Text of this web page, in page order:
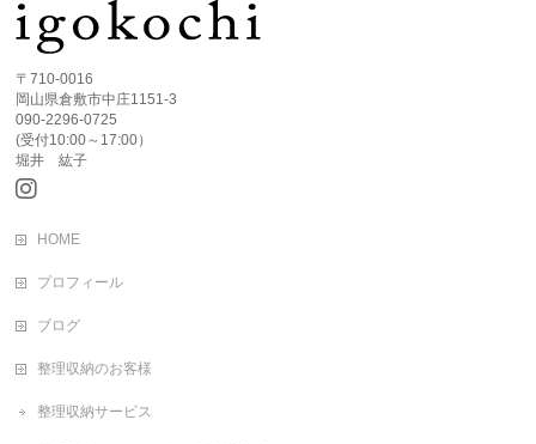
〒710-0016
岡山県倉敷市中庄1151-3
090-2296-0725
(受付10:00～17:00）
堀井 紘子
HOME
プロフィール
ブログ
整理収納のお客様
整理収納サービス